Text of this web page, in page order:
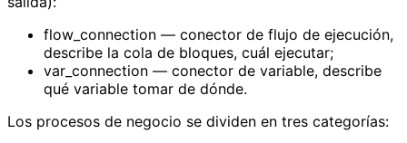
flow_connection — conector de flujo de ejecución,
describe la cola de bloques, cuál ejecutar;
var_connection — conector de variable, describe
qué variable tomar de dónde.
Los procesos de negocio se dividen en tres categorías: